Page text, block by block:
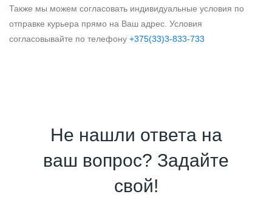
Также мы можем согласовать индивидуальные условия по
отправке курьера прямо на Ваш адрес. Условия
согласовывайте по телефону +375(33)3-833-733
Не нашли ответа на
ваш вопрос? Задайте
свой!